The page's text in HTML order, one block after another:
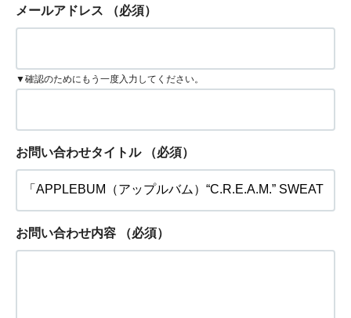
メールアドレス （必須）
▼確認のためにもう一度入力してください。
お問い合わせタイトル （必須）
お問い合わせ内容 （必須）